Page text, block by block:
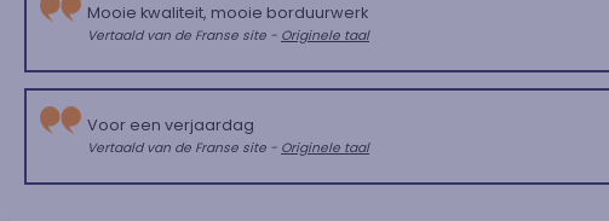
Mooie kwaliteit, mooie borduurwerk
Vertaald van de Franse site - Originele taal
Voor een verjaardag
Vertaald van de Franse site - Originele taal